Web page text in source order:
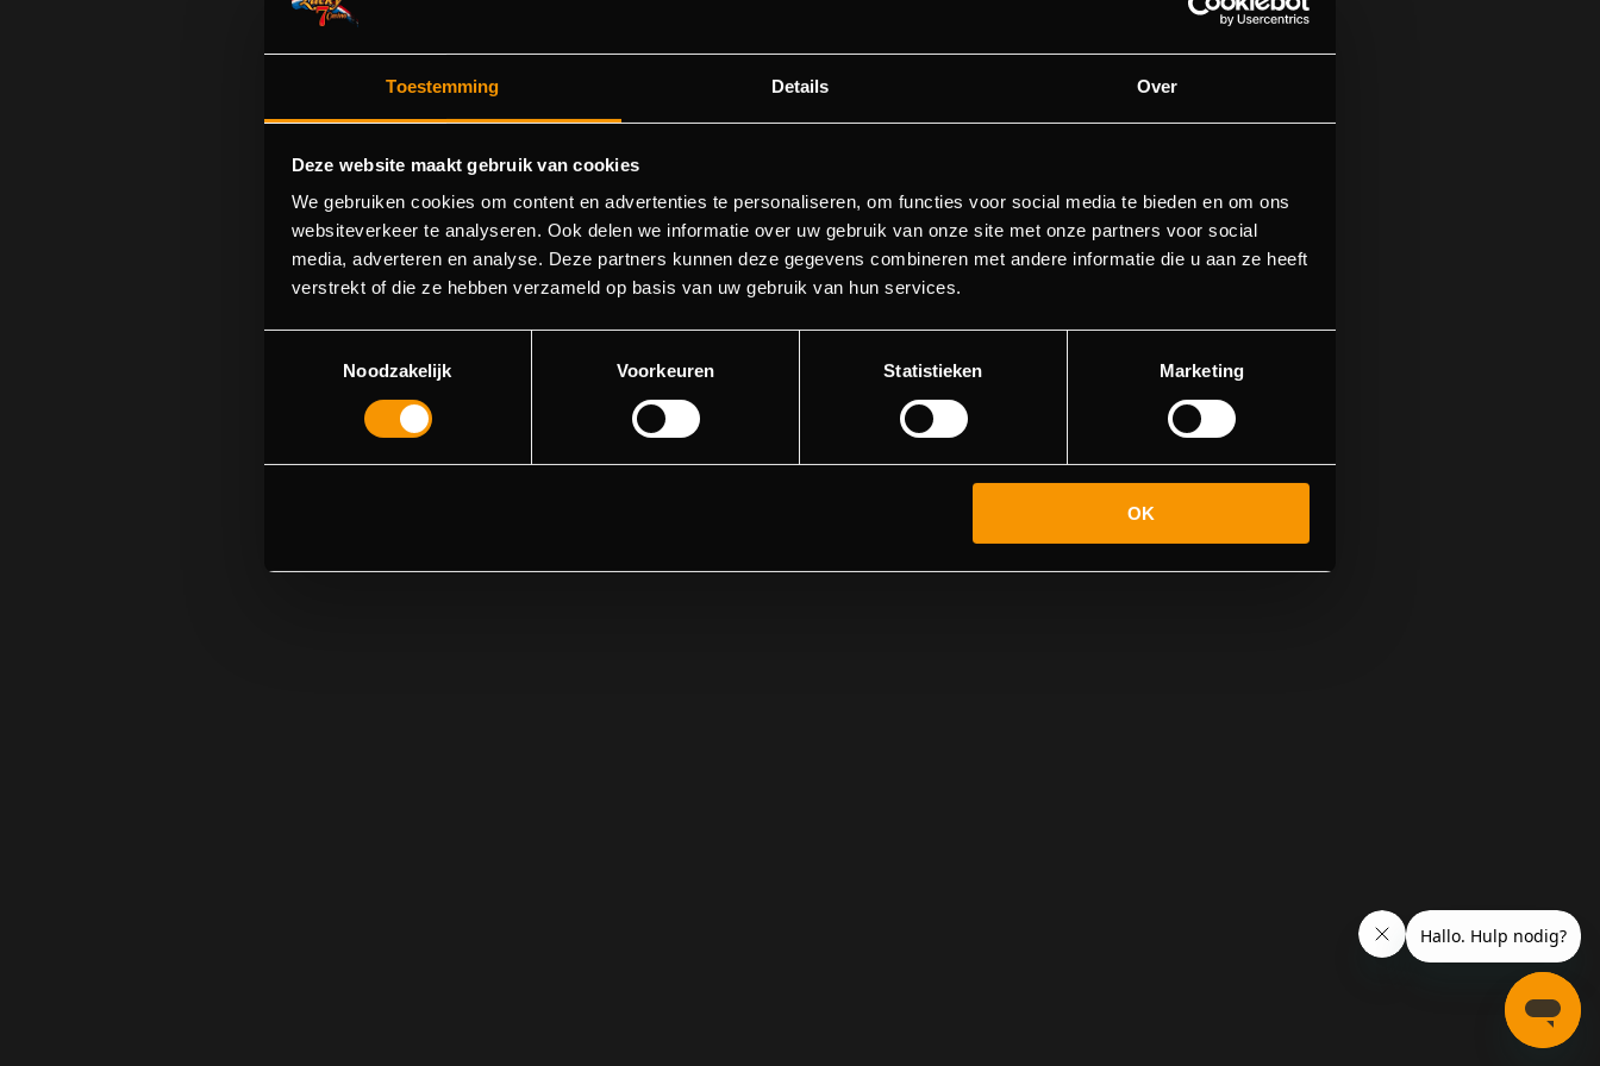
Toestemming Details Over
Deze website maakt gebruik van cookies
We gebruiken cookies om content en advertenties te personaliseren, om functies voor social media te bieden en om ons
websiteverkeer te analyseren. Ook delen we informatie over uw gebruik van onze site met onze partners voor social
media, adverteren en analyse. Deze partners kunnen deze gegevens combineren met andere informatie die u aan ze heeft
verstrekt of die ze hebben verzameld op basis van uw gebruik van hun services.
Noodzakelijk
Voorkeuren Statistieken Marketing
OK
404 - Page Not Found
Sorry! We could not find the page you were about to go to. You can try to find this page